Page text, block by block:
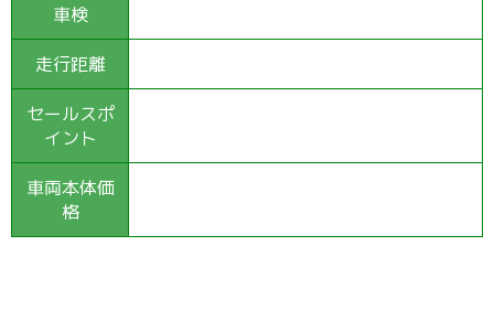
車検
走行距離
セールスポ
イント
車両本体価
格